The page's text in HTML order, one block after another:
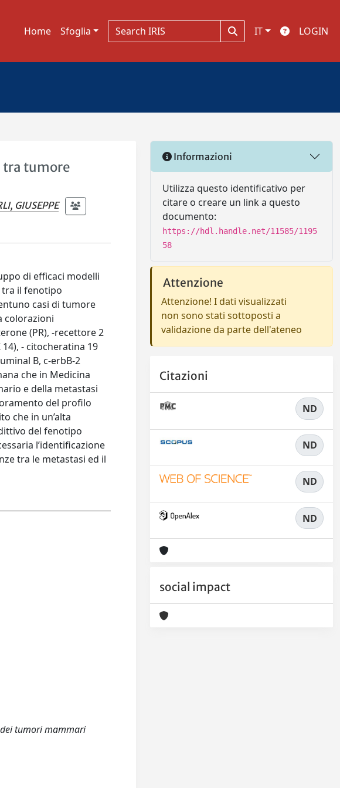
Home Sfoglia IT LOGIN
tra tumore
GIUSEPPE
di efficaci modelli
tra il fenotipo
casi di tumore
colorazioni
(PR), -recettore 2
- citocheratina 19
B, c-erbB-2
che in Medicina
e della metastasi
del profilo
che in un’alta
del fenotipo
l’identificazione
tra le metastasi ed il
dei tumori mammari
Informazioni
Utilizza questo identificativo per
citare o creare un link a questo
documento:
https://hdl.handle.net/11585/1195
58
Attenzione
Attenzione! I dati visualizzati
non sono stati sottoposti a
validazione da parte dell'ateneo
Citazioni
ND
ND
ND
ND
social impact